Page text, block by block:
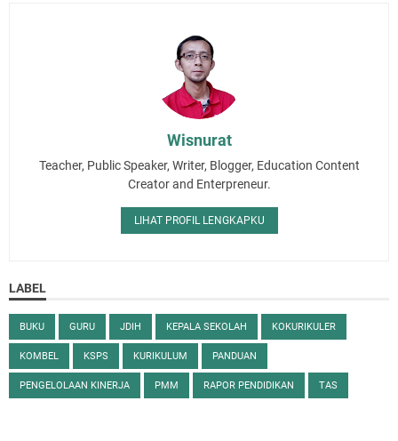
Wisnurat
Teacher, Public Speaker, Writer, Blogger, Education Content
Creator and Enterpreneur.
LIHAT PROFIL LENGKAPKU
LABEL
BUKU GURU JDIH KEPALA SEKOLAH KOKURIKULER
KOMBEL KSPS KURIKULUM PANDUAN
PENGELOLAAN KINERJA PMM RAPOR PENDIDIKAN TAS